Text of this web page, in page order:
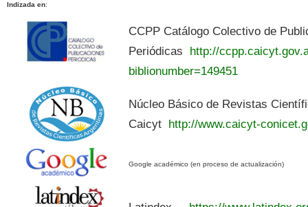
Indizada en:
CCPP Catálogo Colectivo de
Periódicas http://
biblionumber=149451
Núcleo Básico de Revistas
Caicyt http://www.caicyt-
Google académico (en proceso de actualización)